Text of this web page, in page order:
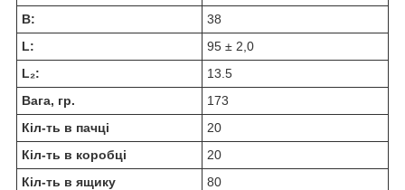
В:
38
L:
95 ± 2,0
L₂:
13.5
Вага, гр.
173
Кіл-ть в пачці
20
Кіл-ть в коробці
20
Кіл-ть в ящику
80